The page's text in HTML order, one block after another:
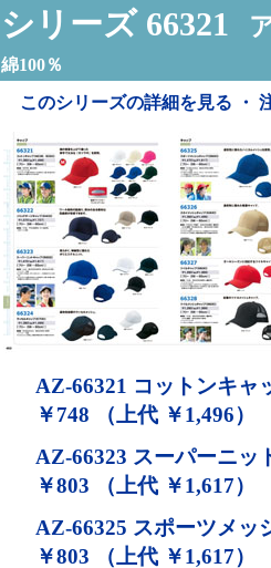
シリーズ 66321
綿100％
このシリーズの詳細を見る ・
AZ-66321 コットンキャ
￥748 （上代 ￥1,496）
AZ-66323 スーパーニッ
￥803 （上代 ￥1,617）
AZ-66325 スポーツメッ
￥803 （上代 ￥1,617）